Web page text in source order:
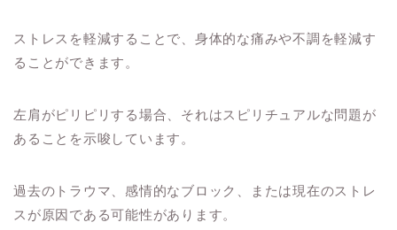
ストレスを軽減することで、身体的な痛みや不調を軽減す
ることができます。
左肩がピリピリする場合、それはスピリチュアルな問題が
あることを示唆しています。
過去のトラウマ、感情的なブロック、または現在のストレ
スが原因である可能性があります。